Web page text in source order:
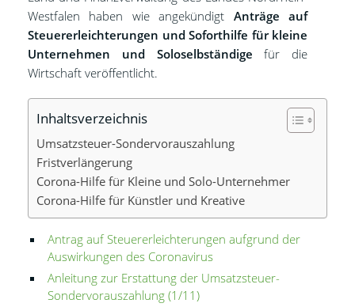
Westfalen haben wie angekündigt Anträge auf
Steuererleichterungen und Soforthilfe für kleine
Unternehmen und Soloselbständigefür die
Wirtschaft veröffentlicht.
Inhaltsverzeichnis
Umsatzsteuer-Sondervorauszahlung
Fristverlängerung
Corona-Hilfe für Kleine und Solo-Unternehmer
Corona-Hilfe für Künstler und Kreative
Antrag auf Steuererleichterungen aufgrund der
Auswirkungen des Coronavirus
Anleitung zur Erstattung der Umsatzsteuer-
Sondervorauszahlung (1/11)